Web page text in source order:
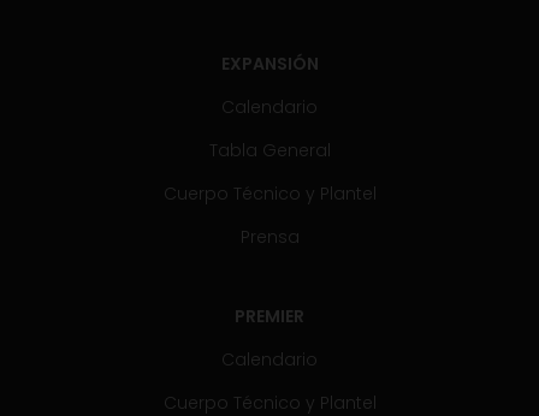
EXPANSIÓN
Calendario
Tabla General
Cuerpo Técnico y Plantel
Prensa
PREMIER
Calendario
Cuerpo Técnico y Plantel